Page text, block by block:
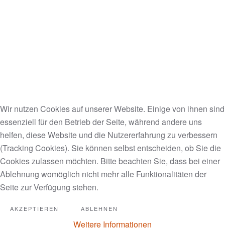
Neues Auto aus Hanf ist weniger
anfällig für Verformungen nach
einem Unfall
Kanada baut Auto aus Hanfpflanzen.
Hanfpflanzen werden normalerweise getrocknet und
geraucht, doch es gibt auch Hanf, der sich für einen
Rausch eher weniger eignet, dafür aber als
Nutzpflanze fungiert. Genau diesen Nutzhanf baut
Wir nutzen Cookies auf unserer Website. Einige von ihnen sind
essenziell für den Betrieb der Seite, während andere uns
helfen, diese Website und die Nutzererfahrung zu verbessern
(Tracking Cookies). Sie können selbst entscheiden, ob Sie die
Cookies zulassen möchten. Bitte beachten Sie, dass bei einer
Ablehnung womöglich nicht mehr alle Funktionalitäten der
Seite zur Verfügung stehen.
AKZEPTIEREN ABLEHNEN
Weitere Informationen